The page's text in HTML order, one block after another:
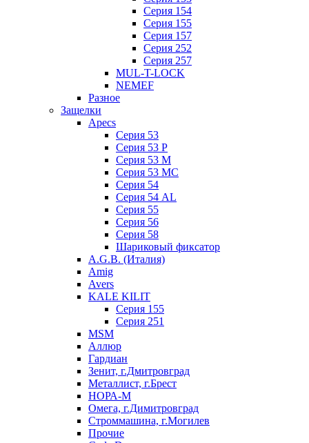
Серия 154
Серия 155
Серия 157
Серия 252
Серия 257
MUL-T-LOCK
NEMEF
Разное
Защелки
Apecs
Серия 53
Серия 53 P
Серия 53 М
Серия 53 МC
Серия 54
Серия 54 AL
Серия 55
Серия 56
Серия 58
Шариковый фиксатор
A.G.B. (Италия)
Amig
Avers
KALE KILIT
Серия 155
Серия 251
MSM
Аллюр
Гардиан
Зенит, г.Дмитровград
Металлист, г.Брест
НОРА-М
Омега, г.Димитровград
Строммашина, г.Могилев
Прочие